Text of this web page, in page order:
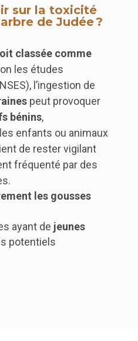
sur la toxicité
de Judée ?
classée comme
les études
l’ingestion de
peut provoquer
bénins,
enfants ou animaux
de rester vigilant
fréquenté par des
les gousses
ayant de jeunes
potentiels